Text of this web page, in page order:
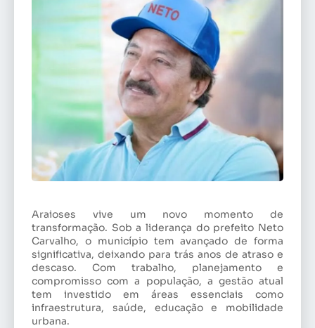
Araioses vive um novo momento de
transformação. Sob a liderança do prefeito Neto
Carvalho, o município tem avançado de forma
significativa, deixando para trás anos de atraso e
descaso. Com trabalho, planejamento e
compromisso com a população, a gestão atual
tem investido em áreas essenciais como
infraestrutura, saúde, educação e mobilidade
urbana.